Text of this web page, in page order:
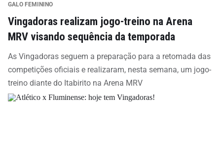
GALO FEMININO
Vingadoras realizam jogo-treino na Arena
MRV visando sequência da temporada
As Vingadoras seguem a preparação para a retomada das
competições oficiais e realizaram, nesta semana, um jogo-
treino diante do Itabirito na Arena MRV